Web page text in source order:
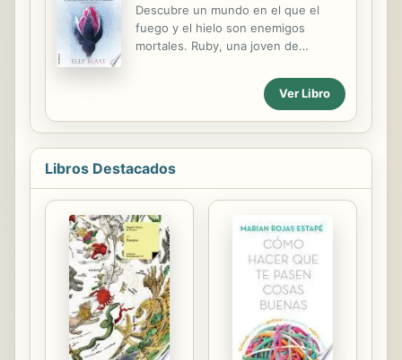
Descubre un mundo en el que el
fuego y el hielo son enemigos
mortales. Ruby, una joven de
que ha escondido sus poderes de
calor y llamas de la cruel clase que
Pero su madre es asesinada mientras
trataba de protegerla, y los rebeldes
le piden su ayuda para detener al
cruel rey que se encuentra sediento
de sangre. Ruby acepta salir de la
clandestinidad en la que siempre ha
vivido desesperada por vengar la
muerte de su madre. A pesar de sus
habilidades impredecibles, Ruby se
ejercita con los rebeldes, liderados
por Arkus, un...
Ver Libro
Libros Destacados